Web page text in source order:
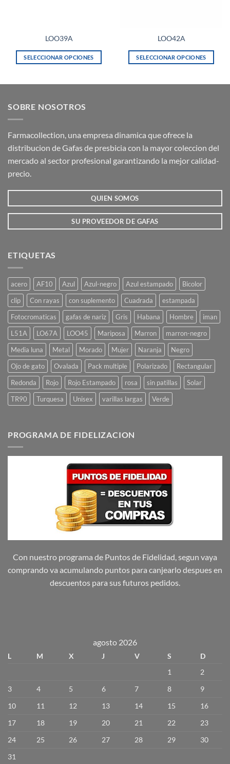
LOO39A
SELECCIONAR OPCIONES
variantes.
opciones
se
elegir
de
producto
LOO42A
SELECCIONAR OPCIONES
opciones
elegir
de
SOBRE NOSOTROS
Farmacollection, una empresa dinamica que ofrece la
distribucion de Gafas de presbicia con la mayor coleccion del
mercado al sector profesional garantizando la mejor calidad-
precio.
QUIEN SOMOS
SU PROVEEDOR DE GAFAS
ETIQUETAS
acero AF10 Azul Azul-negro Azul estampado
Bicolor
clip
Con rayas con suplemento Cuadrada
estampada
Fotocromaticas
gafas de nariz Gris Habana Hombre
iman
L51A
LO67A LOO45 Mariposa Marron
marron-negro
Media luna
Metal Morado Mujer Naranja
Negro
Ojo de gato
Ovalada Pack multiple Polarizado
Rectangular
Redonda
Rojo Rojo Estampado rosa sin patillas
Solar
TR90
Turquesa Unisex varillas largas Verde
PROGRAMA DE FIDELIZACION
Con nuestro programa de Puntos de Fidelidad, segun vaya
comprando va acumulando puntos para canjearlo despues en
descuentos para sus futuros pedidos.
agosto 2026
L M X J V S
D
1
2
3
4 5 6 7 8
9
10
11 12 13 14 15
16
17
18 19 20 21 22
23
24
25 26 27 28 29
30
31